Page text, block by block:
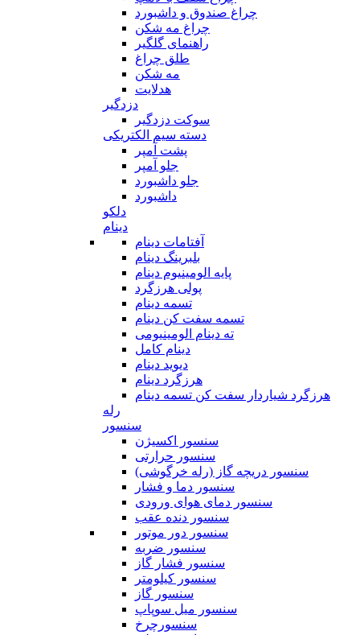
چراغ صندوق و داشبورد
چراغ مه شکن
راهنمای گلگیر
طلق چراغ
مه شکن
هدلایت
دزدگیر
سوکت دزدگیر
دسته سیم الکتریکی
پشت آمپر
جلو آمپر
جلو داشبورد
داشبورد
دلکو
دینام
آفتامات دینام
بلبرینگ دینام
پایه الومینیوم دینام
پولی هرزگرد
تسمه دینام
تسمه سفت کن دینام
ته دینام الومینیومی
دینام کامل
دیوید دینام
هرزگرد دینام
هرزگرد شیاردار سفت کن تسمه دینام
رله
سنسور
سنسور اکسیژن
سنسور حرارتی
سنسور دریچه گاز (رله خرگوشی)
سنسور دما و فشار
سنسور دمای هوای ورودی
سنسور دنده عقب
سنسور دور موتور
سنسور ضربه
سنسور فشار گاز
سنسور کیلومتر
سنسور گاز
سنسور میل سوپاپ
سنسورچرخ